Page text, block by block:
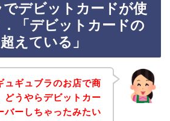
デビットカードが使
「デビットカードの
えている」
ュギュブラのお店で商
どうやらデビットカー
バーしちゃったみたい